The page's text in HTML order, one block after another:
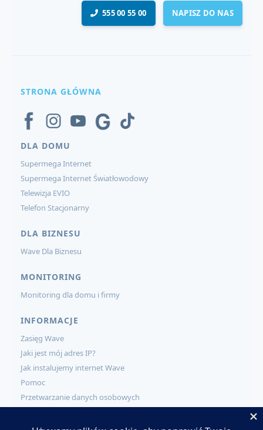
555 00 55 00 NAPISZ DO NAS
STRONA GŁÓWNA
DLA DOMU
Supermega Internet
Supermega Internet Światłowodowy
Telewizja EVIO
Telefon Stacjonarny
DLA BIZNESU
Wave Dla Biznesu
MONITORING
Monitoring dla domu i firmy
INFORMACJE
Zasięg Wave
Jaki jest mój adres IP?
Jak instalujemy internet Wave
Pomoc
Przetwarzanie danych osobowych